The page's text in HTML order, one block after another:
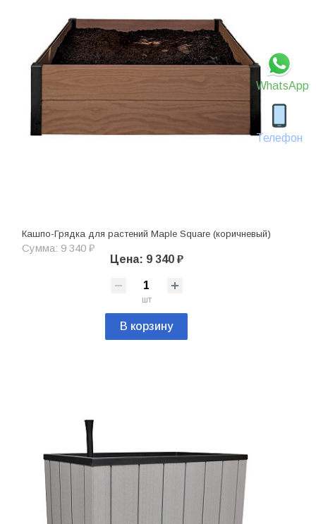
WhatsApp
Телефон
Кашпо-Грядка для растений Maple Square (коричневый)
Сумма: 9 340 ₽
Цена: 9 340 ₽
шт
В корзину